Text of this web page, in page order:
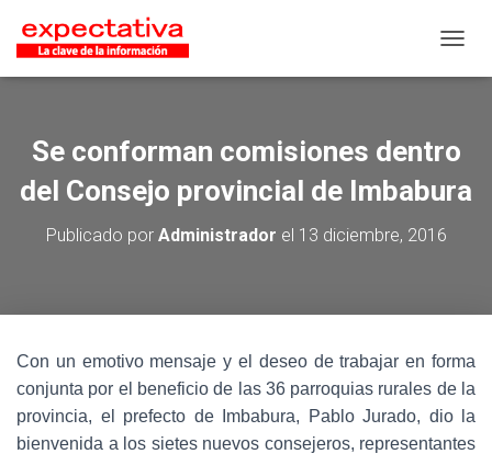
Se conforman comisiones dentro
del Consejo provincial de Imbabura
Publicado por Administrador el 13 diciembre, 2016
Con un emotivo mensaje y el deseo de trabajar en forma
conjunta por el beneficio de las 36 parroquias rurales de la
provincia, el prefecto de Imbabura, Pablo Jurado, dio la
bienvenida a los sietes nuevos consejeros, representantes